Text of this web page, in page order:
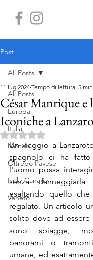
Post
All Posts
Europa
Italia
Mondo
Oltrepò Pavese
Isole Canarie
Veneto
All Posts
César Manrique e
Iconiche a
11 lug 2024 Tempo di lettura: 5 min
Valutazione NaN stelle
Un viaggio a
spagnolo ci ha fatto
l'uomo possa
senza
esaltando quello
regalato. Un articolo
solito dove ad essere
sono spiagge,
panorami o
umane, ed